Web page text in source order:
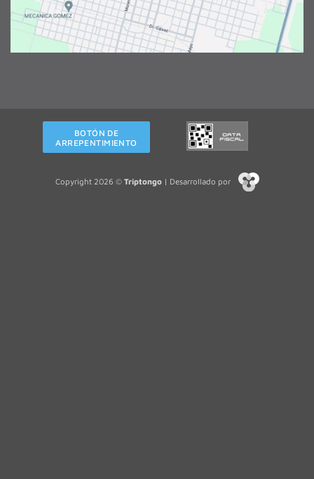
BOTÓN DE
ARREPENTIMIENTO
Copyright 2026 © Triptongo| Desarrollado por